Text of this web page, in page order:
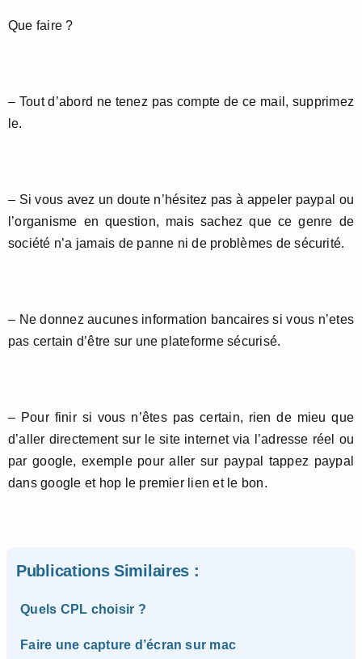
Que faire ?
– Tout d’abord ne tenez pas compte de ce mail, supprimez
le.
– Si vous avez un doute n’hésitez pas à appeler paypal ou
l’organisme en question, mais sachez que ce genre de
société n’a jamais de panne ni de problèmes de sécurité.
– Ne donnez aucunes information bancaires si vous n’etes
pas certain d’être sur une plateforme sécurisé.
– Pour finir si vous n’êtes pas certain, rien de mieu que
d’aller directement sur le site internet via l’adresse réel ou
par google, exemple pour aller sur paypal tappez paypal
dans google et hop le premier lien et le bon.
Publications Similaires :
Quels CPL choisir ?
Faire une capture d’écran sur mac